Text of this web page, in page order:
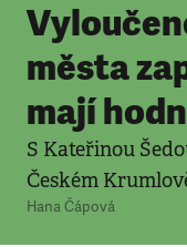
města
mají
S Kateřinou
Českém
Hana Čápová